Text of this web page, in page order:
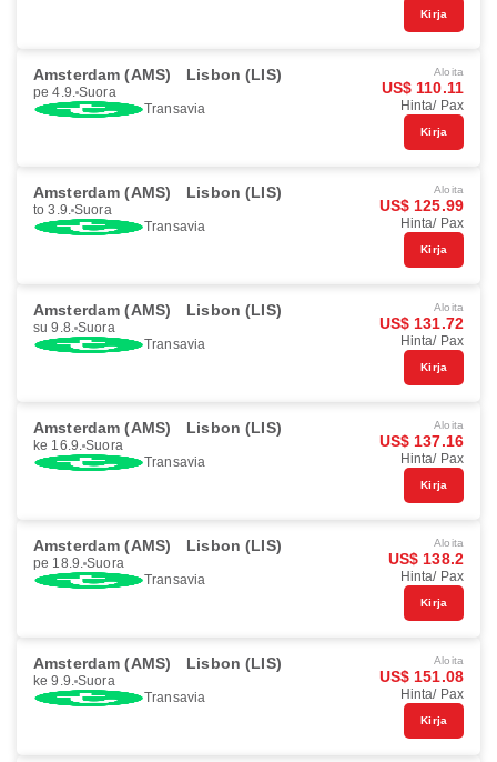
Kirja
Amsterdam (AMS) Lisbon (LIS)
pe 4.9. Suora
Transavia
Aloita
US$ 110.11
Hinta/ Pax
Kirja
Amsterdam (AMS) Lisbon (LIS)
to 3.9. Suora
Transavia
Aloita
US$ 125.99
Hinta/ Pax
Kirja
Amsterdam (AMS) Lisbon (LIS)
su 9.8. Suora
Transavia
Aloita
US$ 131.72
Hinta/ Pax
Kirja
Amsterdam (AMS) Lisbon (LIS)
ke 16.9. Suora
Transavia
Aloita
US$ 137.16
Hinta/ Pax
Kirja
Amsterdam (AMS) Lisbon (LIS)
pe 18.9. Suora
Transavia
Aloita
US$ 138.2
Hinta/ Pax
Kirja
Amsterdam (AMS) Lisbon (LIS)
ke 9.9. Suora
Transavia
Aloita
US$ 151.08
Hinta/ Pax
Kirja